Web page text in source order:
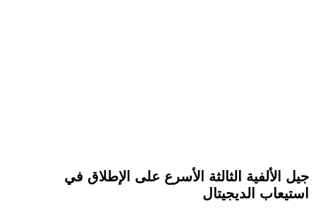
جيل الألفية الثالثة الأسرع على الإطلاق في
استيعاب الديجيتال